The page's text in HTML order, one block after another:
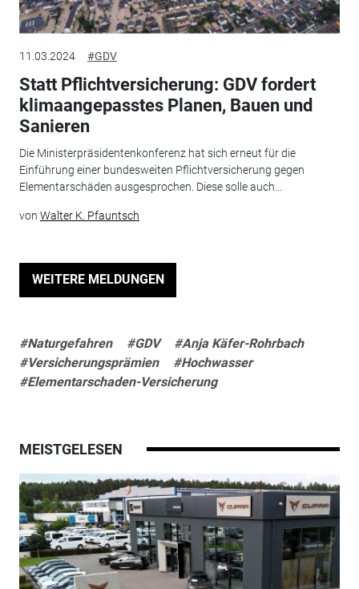
11.03.2024 #GDV
Statt Pflichtversicherung: GDV fordert
klimaangepasstes Planen, Bauen und
Sanieren
Die Ministerpräsidentenkonferenz hat sich erneut für die
Einführung einer bundesweiten Pflichtversicherung gegen
Elementarschäden ausgesprochen. Diese solle auch...
von Walter K. Pfauntsch
WEITERE MELDUNGEN
#Naturgefahren #GDV
#Anja Käfer-Rohrbach
#Versicherungsprämien
#Hochwasser
#Elementarschaden-Versicherung
MEISTGELESEN